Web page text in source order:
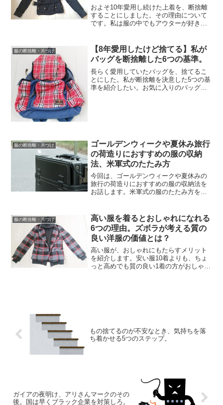
およそ10年愛用し続けた上着を、断捨離
することにしました。その理由について
です。私は服の中でもアウターが好き
初は、断捨離しようかどうか迷いまし
た。それでも上着への執着...
服の断捨離・片づけ
【8年愛用したけど捨てる】私が
バッグを断捨離した6つの基準。
長らく愛用していたバッグを、捨てるこ
とにした。私が断捨離を決意した5つの基
準を紹介したい。お気に入りのバッグ
服の断捨離・片づけ
ゴールデンウィークや夏休み旅行
の荷造りにおすすめの服の収納
法、米軍式のたたみ方
今回は、ゴールデンウィークや夏休みの
旅行の荷造りにおすすめの服の収納法を
お話します。米軍式の服のたたみ方を活
ュックや紙袋しかないときにとても便
利。旅行用のかばんを持って...
服の断捨離・片づけ
高い服を着るとおしゃれになれる
6つの理由。ズボラが考える質の
良い洋服の価値とは？
高い服が、おしゃれにもたらすメリット
を紹介します。安い服10着よりも、ちょ
っと高めでも質の良い1着の方がおしゃれ
もの捨てるのが不安なとき、気持ちを落
ち着かせる5つのステップ。
ガイアの夜明け、アリさんマークのその
後。国は早くブラック企業を対策しろ。